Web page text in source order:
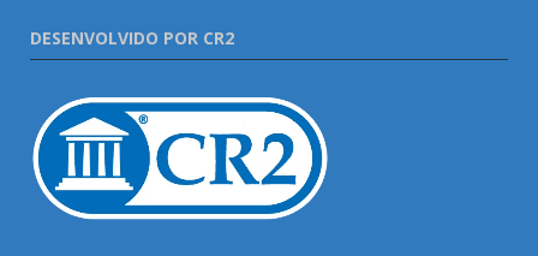
DESENVOLVIDO POR CR2